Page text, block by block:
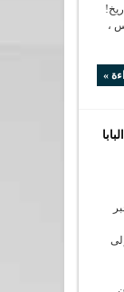
،
»